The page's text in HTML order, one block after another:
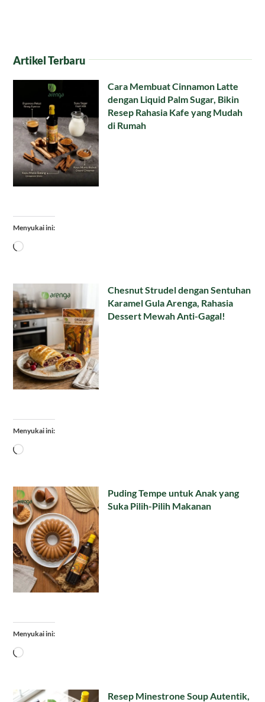
Artikel Terbaru
Cara Membuat Cinnamon Latte
dengan Liquid Palm Sugar, Bikin
Resep Rahasia Kafe yang Mudah
di Rumah
Menyukai ini:
Memuat...
Chesnut Strudel dengan Sentuhan
Karamel Gula Arenga, Rahasia
Dessert Mewah Anti-Gagal!
Menyukai ini:
Memuat...
Puding Tempe untuk Anak yang
Suka Pilih-Pilih Makanan
Menyukai ini:
Memuat...
Resep Minestrone Soup Autentik,